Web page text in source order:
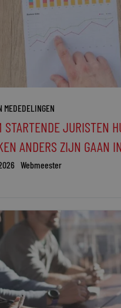
MEDEDELINGEN
STARTENDE JURISTEN
ANDERS ZIJN GAAN
Webmeester